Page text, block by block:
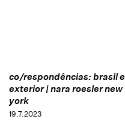
co/respondências: brasil e
exterior | nara roesler new
york
19.7.2023